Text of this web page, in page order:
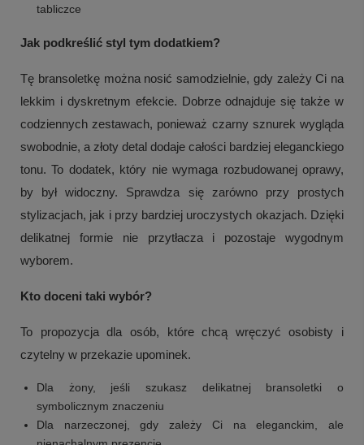
tabliczce
Jak podkreślić styl tym dodatkiem?
Tę bransoletkę można nosić samodzielnie, gdy zależy Ci na
lekkim i dyskretnym efekcie. Dobrze odnajduje się także w
codziennych zestawach, ponieważ czarny sznurek wygląda
swobodnie, a złoty detal dodaje całości bardziej eleganckiego
tonu. To dodatek, który nie wymaga rozbudowanej oprawy,
by był widoczny. Sprawdza się zarówno przy prostych
stylizacjach, jak i przy bardziej uroczystych okazjach. Dzięki
delikatnej formie nie przytłacza i pozostaje wygodnym
wyborem.
Kto doceni taki wybór?
To propozycja dla osób, które chcą wręczyć osobisty i
czytelny w przekazie upominek.
Dla żony, jeśli szukasz delikatnej bransoletki o
symbolicznym znaczeniu
Dla narzeczonej, gdy zależy Ci na eleganckim, ale